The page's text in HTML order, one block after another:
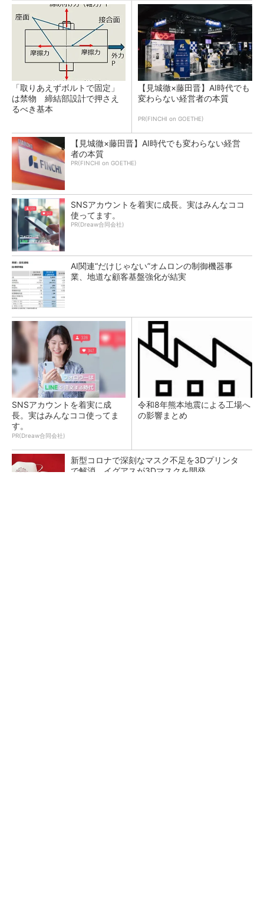
「取りあえずボルトで固定」
は禁物 締結部設計で押さえ
るべき基本
【見城徹×藤田晋】AI時代でも
変わらない経営者の本質
PR(FINCHI on GOETHE)
【見城徹×藤田晋】AI時代でも変わらない経営
者の本質
PR(FINCHI on GOETHE)
SNSアカウントを着実に成長。実はみんなココ
使ってます。
PR(Dreaw合同会社)
AI関連“だけじゃない”オムロンの制御機器事
業、地道な顧客基盤強化が結実
SNSアカウントを着実に成
長。実はみんなココ使ってま
す。
PR(Dreaw合同会社)
令和8年熊本地震による工場へ
の影響まとめ
新型コロナで深刻なマスク不足を3Dプリンタ
で解消、イグアスが3Dマスクを開発